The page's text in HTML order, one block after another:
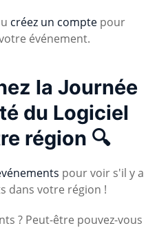
créez un comptepour
événement.
la Journée
du Logiciel
région 🔍
pour voir s'il y a
dans votre région !
? Peut-être pouvez-vous